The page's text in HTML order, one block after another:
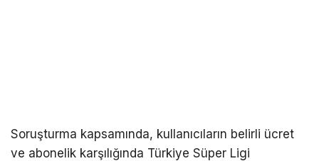
Soruşturma kapsamında, kullanıcıların belirli ücret
ve abonelik karşılığında Türkiye Süper Ligi